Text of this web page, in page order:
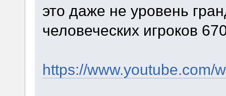
это даже не уровень
человеческих игроков
https://www.youtube.com/